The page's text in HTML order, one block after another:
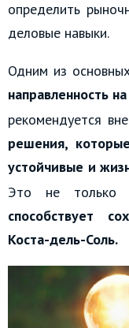
определить
деловые навыки.
Одним из
направленность
рекомендуется
решения,
устойчивые и
Это не только
способствует
Коста-дель-Соль.